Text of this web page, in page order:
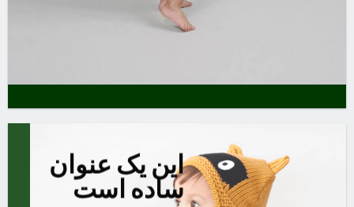
این یک عنوان
ساده است